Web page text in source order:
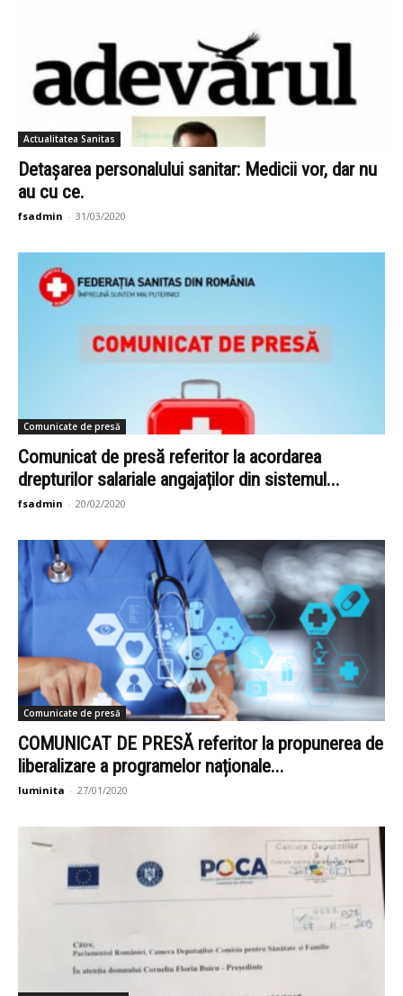
Actualitatea Sanitas
Detaşarea personalului sanitar: Medicii vor, dar nu
au cu ce.
fsadmin - 31/03/2020
Comunicate de presă
Comunicat de presă referitor la acordarea
drepturilor salariale angajaților din sistemul...
fsadmin - 20/02/2020
Comunicate de presă
COMUNICAT DE PRESĂ referitor la propunerea de
liberalizare a programelor naționale...
luminita - 27/01/2020